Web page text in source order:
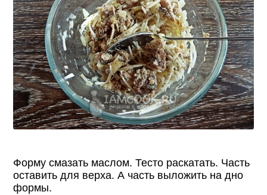
Форму смазать маслом. Тесто раскатать. Часть
оставить для верха. А часть выложить на дно
формы.